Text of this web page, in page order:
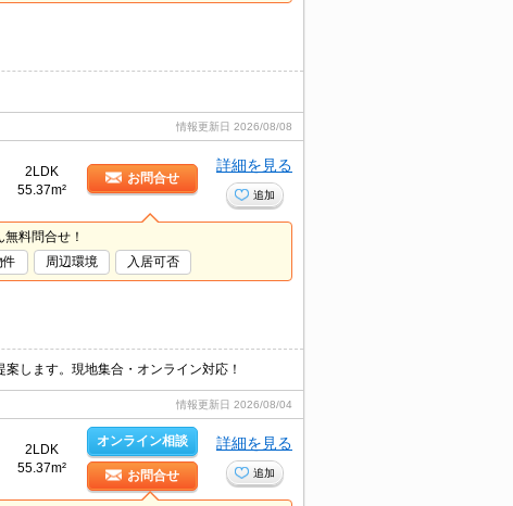
情報更新日 2026/08/08
2LDK
55.37m²
お問合せ
詳細を見る
追加
料問合せ！
件 周辺環境 入居可否
します。現地集合・オンライン対応！
情報更新日 2026/08/04
2LDK
55.37m²
オンライン相談
お問合せ
詳細を見る
追加